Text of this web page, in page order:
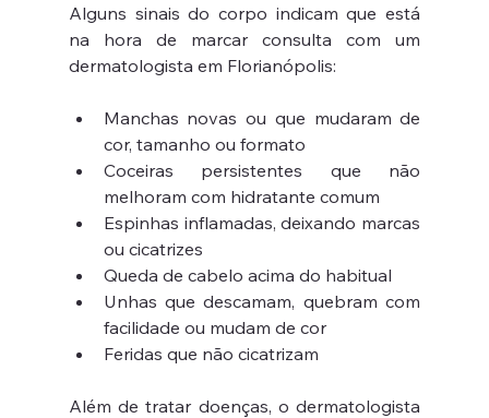
Alguns sinais do corpo indicam que está
na hora de marcar consulta com um
dermatologista em Florianópolis:
Manchas novas ou que mudaram de
cor, tamanho ou formato
Coceiras persistentes que não
melhoram com hidratante comum
Espinhas inflamadas, deixando marcas
ou cicatrizes
Queda de cabelo acima do habitual
Unhas que descamam, quebram com
facilidade ou mudam de cor
Feridas que não cicatrizam
Além de tratar doenças, o dermatologista